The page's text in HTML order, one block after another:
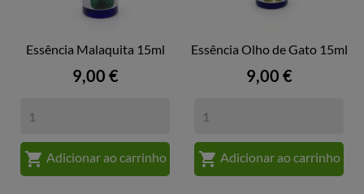
Essência Malaquita 15ml
Preço
9,00 €
 Adicionar ao carrinho
Essência Olho de Gato 15ml
Preço
9,00 €
 Adicionar ao carrinho